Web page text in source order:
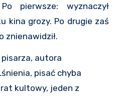
pierwsze: wyznaczył
kina grozy. Po drugie zaś
znienawidził.
autora
pisać chyba
kultowy, jeden z